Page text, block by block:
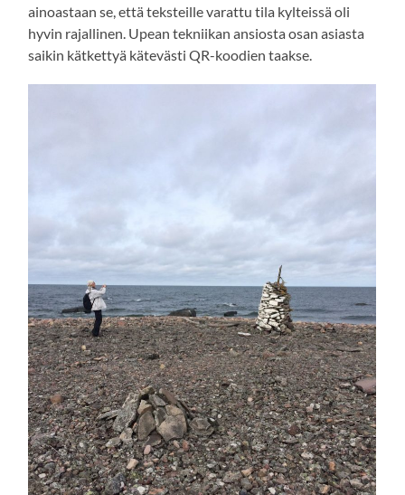
ainoastaan se, että teksteille varattu tila kylteissä oli
hyvin rajallinen. Upean tekniikan ansiosta osan asiasta
saikin kätkettyä kätevästi QR-koodien taakse.